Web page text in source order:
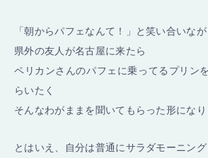
「朝からパフェなんて！」と笑い合いなが
県外の友人が名古屋に来たら
ペリカンさんのパフェに乗ってるプリン
らいたく
そんなわがままを聞いてもらった形になり
とはいえ、自分は普通にサラダモーニング